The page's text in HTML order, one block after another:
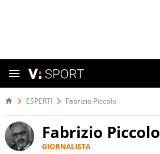
ESPERTI Fabrizio Piccolo
Fabrizio Piccolo
GIORNALISTA